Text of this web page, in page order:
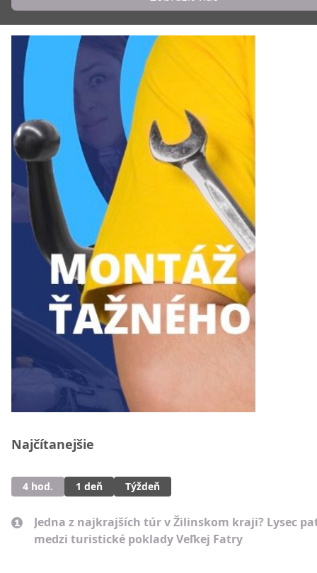
Najčítanejšie
4 hod. 1 deň Týždeň
Jedna z najkrajších túr v Žilinskom kraji? Lysec
medzi turistické poklady Veľkej Fatry